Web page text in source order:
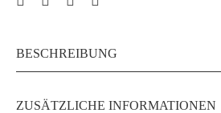
BESCHREIBUNG
ZUSÄTZLICHE INFORMATIONEN